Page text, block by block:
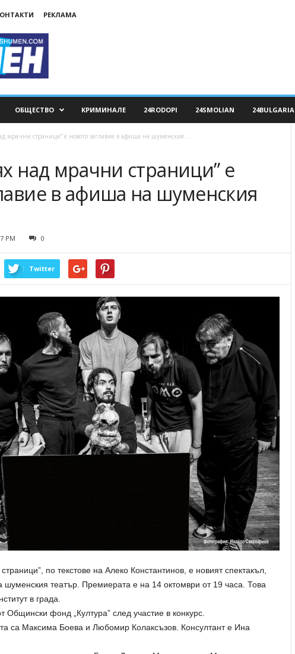
РЕКЛАМА
ОБЩЕСТВО КРИМИНАЛЕ 24RODOPI 24SMOLIAN 24BULGARIA
мрачни страници” е новото заглавие в афиша на шуменския...
над мрачни страници” е
в афиша на шуменския
PM 0
Twitter
по текстове на Алеко Константинов, е новият спектакъл,
шуменския театър. Премиерата е на 14 октомври от 19 часа. Това
в града.
Общински фонд „Култура” след участие в конкурс.
са Максима Боева и Любомир Колаксъзов. Консултант е Ина